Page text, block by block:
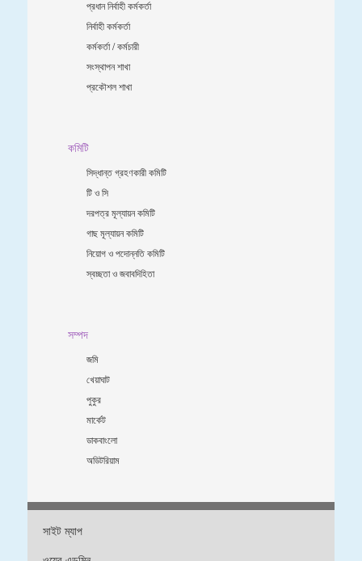
প্রধান নির্বাহী কর্মকর্তা
নির্বাহী কর্মকর্তা
কর্মকর্তা / কর্মচারী
সংস্থাপন শাখা
প্রকৌশল শাখা
কমিটি
সিদ্ধান্ত গ্রহণকারী কমিটি
টি ও সি
দরপত্র মূল্যায়ন কমিটি
গাছ মূল্যায়ন কমিটি
নিয়োগ ও পদোন্নতি কমিটি
স্বচ্ছতা ও জবাবদিহিতা
সম্পদ
জমি
খেয়াঘাট
পুকুর
মার্কেট
ডাকবাংলো
অডিটরিয়াম
সাইট ম্যাপ